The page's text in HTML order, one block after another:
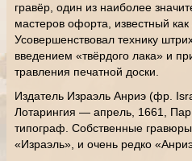
гравёр, один из наиболее
мастеров офорта, известный
Усовершенствовал технику
введением «твёрдого лака» и
травления печатной доски.
Издатель Израэль Анриэ (фр.
Лотарингия — апрель, 1661,
типограф. Собственные
«Израэль», и очень редко